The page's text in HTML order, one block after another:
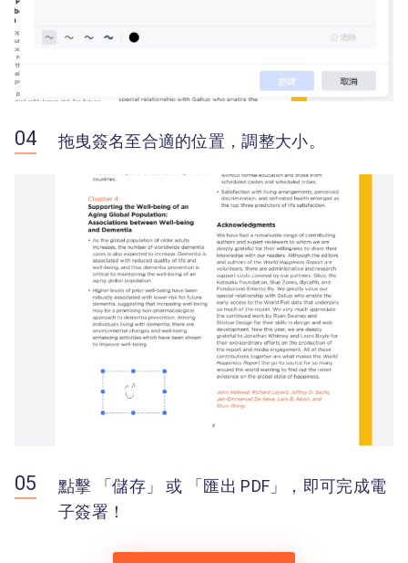
拖曳簽名至合適的位置，調整大小。
點擊 「儲存」 或 「匯出 PDF」，即可完成電
子簽署！